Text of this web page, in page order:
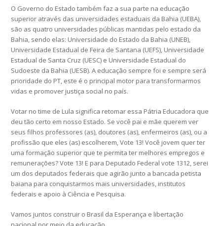
O Governo do Estado também faz a sua parte na educação
superior através das universidades estaduais da Bahia (UEBA),
são as quatro universidades públicas mantidas pelo estado da
Bahia, sendo elas: Universidade do Estado da Bahia (UNEB),
Universidade Estadual de Feira de Santana (UEFS), Universidade
Estadual de Santa Cruz (UESC) e Universidade Estadual do
Sudoeste da Bahia (UESB). A educação sempre foi e sempre será
prioridade do PT, este é o principal motor para transformarmos
vidas e promover justiça social no país.
Votar no time de Lula significa retomar essa Pátria Educadora que
deu tão certo em nosso Estado. Se você pai e mãe querem ver
seus filhos professores (as), doutores (as), enfermeiros (as), ou a
profissão que eles (as) escolherem, Vote 13! Você jovem quer ter
uma formação superior que te permita ter melhores empregos e
remunerações? Vote 13! E para Deputado Federal vote 1312, serei
um dos deputados federais que agirão junto a bancada petista
baiana para conquistarmos mais universidades, institutos
federais e apoio à Ciência e Pesquisa.
Vamos juntos construir o Brasil da Esperança e libertação